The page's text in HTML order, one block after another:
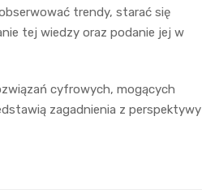
trendy, starać się
tej wiedzy oraz podanie jej w
cyfrowych, mogących
zagadnienia z perspektywy